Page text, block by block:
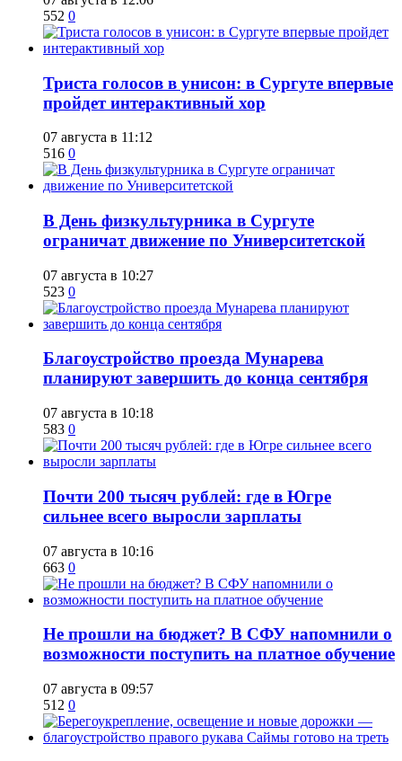
552 0
​Триста голосов в унисон: в Сургуте впервые
пройдет интерактивный хор
07 августа в 11:12
516 0
​В День физкультурника в Сургуте
ограничат движение по Университетской
07 августа в 10:27
523 0
Благоустройство проезда Мунарева
планируют завершить до конца сентября
07 августа в 10:18
583 0
​Почти 200 тысяч рублей: где в Югре
сильнее всего выросли зарплаты
07 августа в 10:16
663 0
Не прошли на бюджет? В СФУ напомнили о
возможности поступить на платное обучение
07 августа в 09:57
512 0